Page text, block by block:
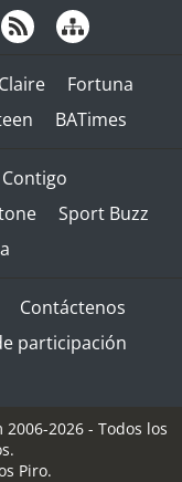
Fortuna
BATimes
Contigo
Sport Buzz
Contáctenos
participación
2026 - Todos los
Piro.